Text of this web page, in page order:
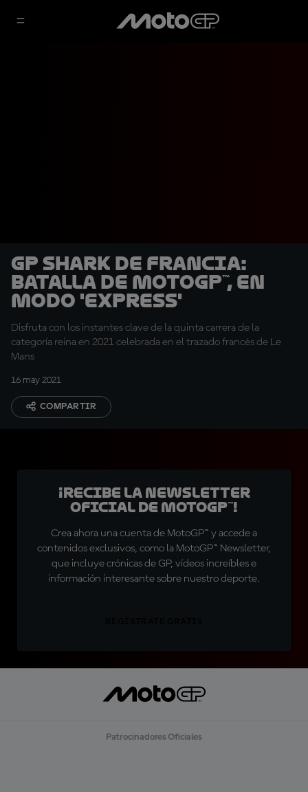
GP SHARK de Francia:
Batalla de MotoGP™, en
modo 'express'
Disfruta con los instantes clave de la quinta carrera de la
categoría reina en 2021 celebrada en el trazado francés de Le
Mans
16 may 2021
COMPARTIR
¡Recibe la Newsletter
oficial de MotoGP™!
Crea ahora una cuenta de MotoGP™ y accede a
contenidos exclusivos, como la MotoGP™ Newsletter,
que incluye crónicas de GP, vídeos increíbles e
información interesante sobre nuestro deporte.
Patrocinadores Oficiales